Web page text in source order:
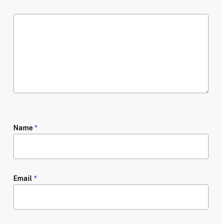
Name *
Email *